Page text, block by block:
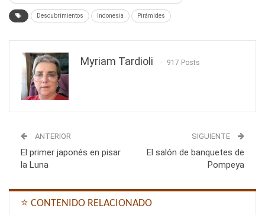
Descubrimientos Indonesia Pirámides
Myriam Tardioli 917 Posts
ANTERIOR
El primer japonés en pisar
la Luna
SIGUIENTE
El salón de banquetes de
Pompeya
⭐ CONTENIDO RELACIONADO